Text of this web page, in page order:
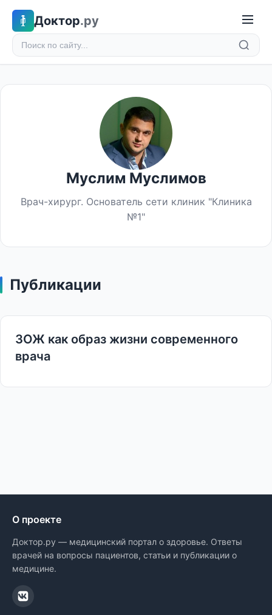
Доктор.ру
Муслим Муслимов
Врач-хирург. Основатель сети клиник "Клиника
№1"
Публикации
ЗОЖ как образ жизни современного
врача
О проекте
Доктор.ру — медицинский портал о здоровье. Ответы
врачей на вопросы пациентов, статьи и публикации о
медицине.